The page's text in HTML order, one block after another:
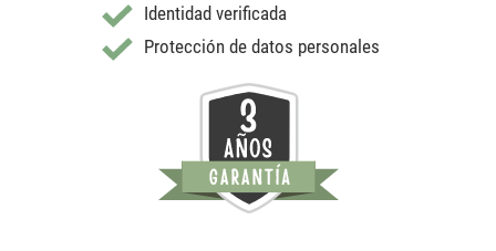
Identidad verificada
Protección de datos personales